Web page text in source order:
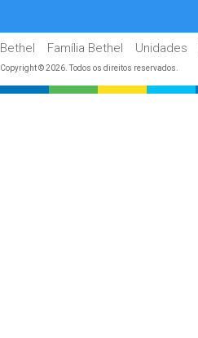
Bethel Família Bethel Unidades
Copyright © 2026. Todos os direitos reservados.